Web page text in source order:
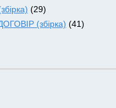
(29)
(збірка) (41)